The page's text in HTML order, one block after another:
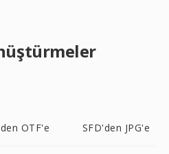
OTF'e SFD'den JPG'e